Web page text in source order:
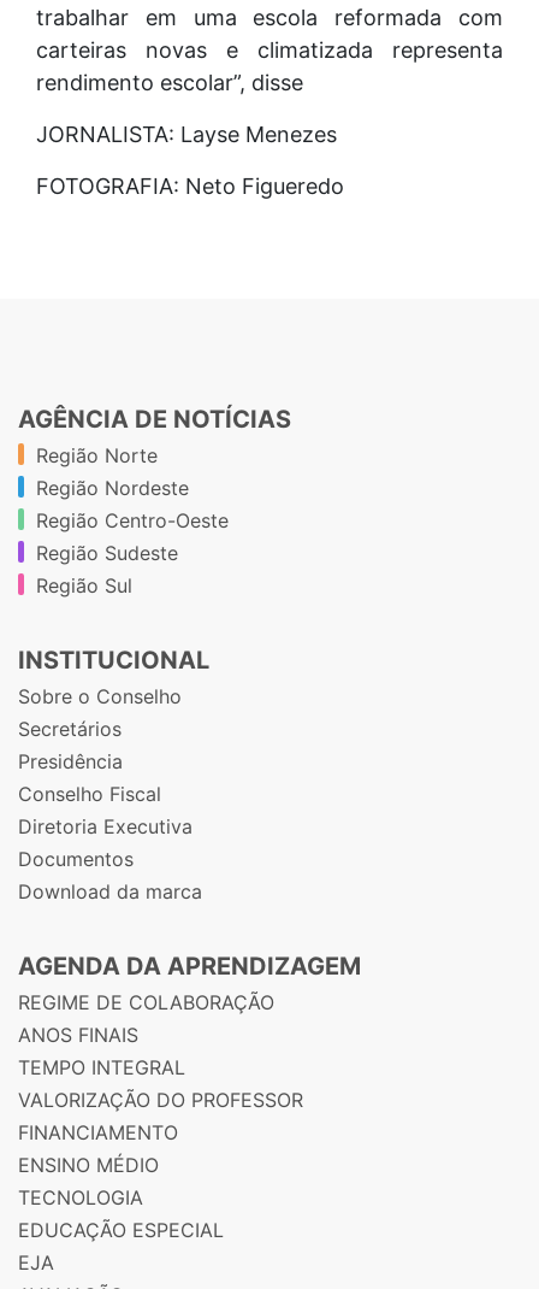
trabalhar em uma escola reformada com
carteiras novas e climatizada representa
rendimento escolar”, disse
JORNALISTA: Layse Menezes
FOTOGRAFIA: Neto Figueredo
AGÊNCIA DE NOTÍCIAS
Região Norte
Região Nordeste
Região Centro-Oeste
Região Sudeste
Região Sul
INSTITUCIONAL
Sobre o Conselho
Secretários
Presidência
Conselho Fiscal
Diretoria Executiva
Documentos
Download da marca
AGENDA DA APRENDIZAGEM
REGIME DE COLABORAÇÃO
ANOS FINAIS
TEMPO INTEGRAL
VALORIZAÇÃO DO PROFESSOR
FINANCIAMENTO
ENSINO MÉDIO
TECNOLOGIA
EDUCAÇÃO ESPECIAL
EJA